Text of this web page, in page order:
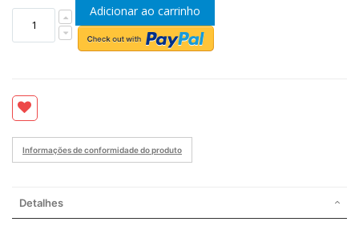
Adicionar ao carrinho
Informações de conformidade do produto
Detalhes